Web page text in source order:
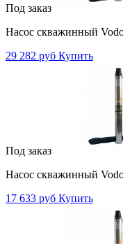
Под заказ
Насос скважинный
29 282 руб Купить
Под заказ
Насос скважинный
17 633 руб Купить